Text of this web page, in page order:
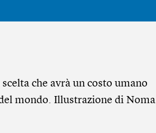
che avrà un costo umano
mondo. Illustrazione di Noma